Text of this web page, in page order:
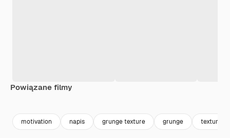
Powiązane filmy
motivation napis grunge texture grunge texture